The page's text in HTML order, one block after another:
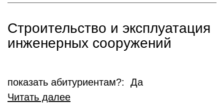
Строительство и эксплуатация
инженерных сооружений
показать абитуриентам?: Да
Читать далее